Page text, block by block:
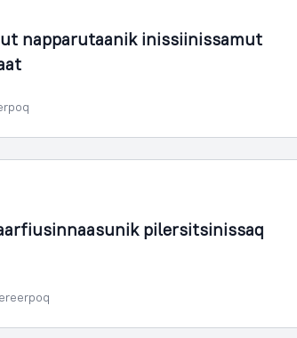
napparutaanik inissiinissamut
pilersitsinissaq